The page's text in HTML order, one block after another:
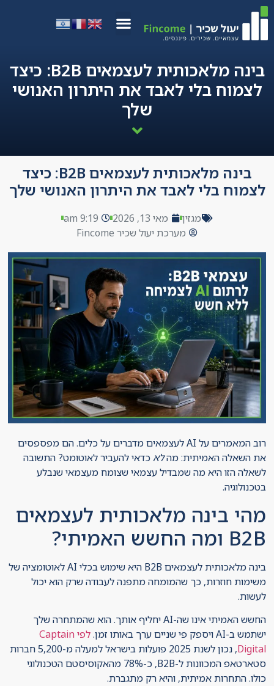
בינה מלאכותית לעצמאים B2B: כיצד
לצמוח בלי לאבד את היתרון האנושי
שלך
בינה מלאכותית לעצמאים B2B: כיצד
לצמוח בלי לאבד את היתרון האנושי שלך
מגזין מאי 13, 2026
9:19 am
מערכת יעול שכיר Fincome
רוב המאמרים על AI לעצמאים מדברים על כלים. הם מפספסים
את השאלה האמיתית: מהלאכדאי להעביר לאוטומט? התשובה
לשאלה הזו היא מה שמבדיל עצמאי שצומח מעצמאי שנבלע
בטכנולוגיה.
מהי בינה מלאכותית לעצמאים
B2B ומה החשש האמיתי?
בינה מלאכותית לעצמאים B2B היא שימוש בכלי AI לאוטומציה של
משימות חוזרות, כך שהמומחה מתפנה לעבודה שרק הוא יכול
לעשות.
החשש האמיתי אינו שה-AI יחליף אותך. הוא שהמתחרה שלך
ישתמש ב-AI ויספק פי שניים ערך באותו זמן.
לפי Captain
Digital
, נכון לשנת 2025 פועלות בישראל למעלה מ-5,200 חברות
סטארטאפ המכוונות ל-B2B, כ-78% מהאקוסיסטם הטכנולוגי
כולו. התחרות אמיתית, והיא רק מתגברת.